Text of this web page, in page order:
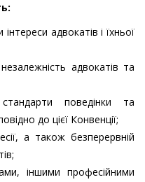
адвокатів і їхньої
адвокатів та
поведінки та
до цієї Конвенції;
а також безперервній
іншими професійними